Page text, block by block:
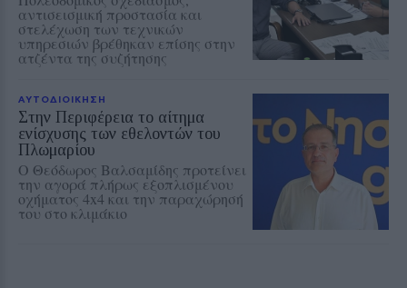
αντισεισμική προστασία και
στελέχωση των τεχνικών
υπηρεσιών βρέθηκαν επίσης στην
ατζέντα της συζήτησης
ΑΥΤΟΔΙΟΙΚΗΣΗ
Στην Περιφέρεια το αίτημα
ενίσχυσης των εθελοντών του
Πλωμαρίου
Ο Θεόδωρος Βαλσαμίδης προτείνει
την αγορά πλήρως εξοπλισμένου
οχήματος 4x4 και την παραχώρησή
του στο κλιμάκιο